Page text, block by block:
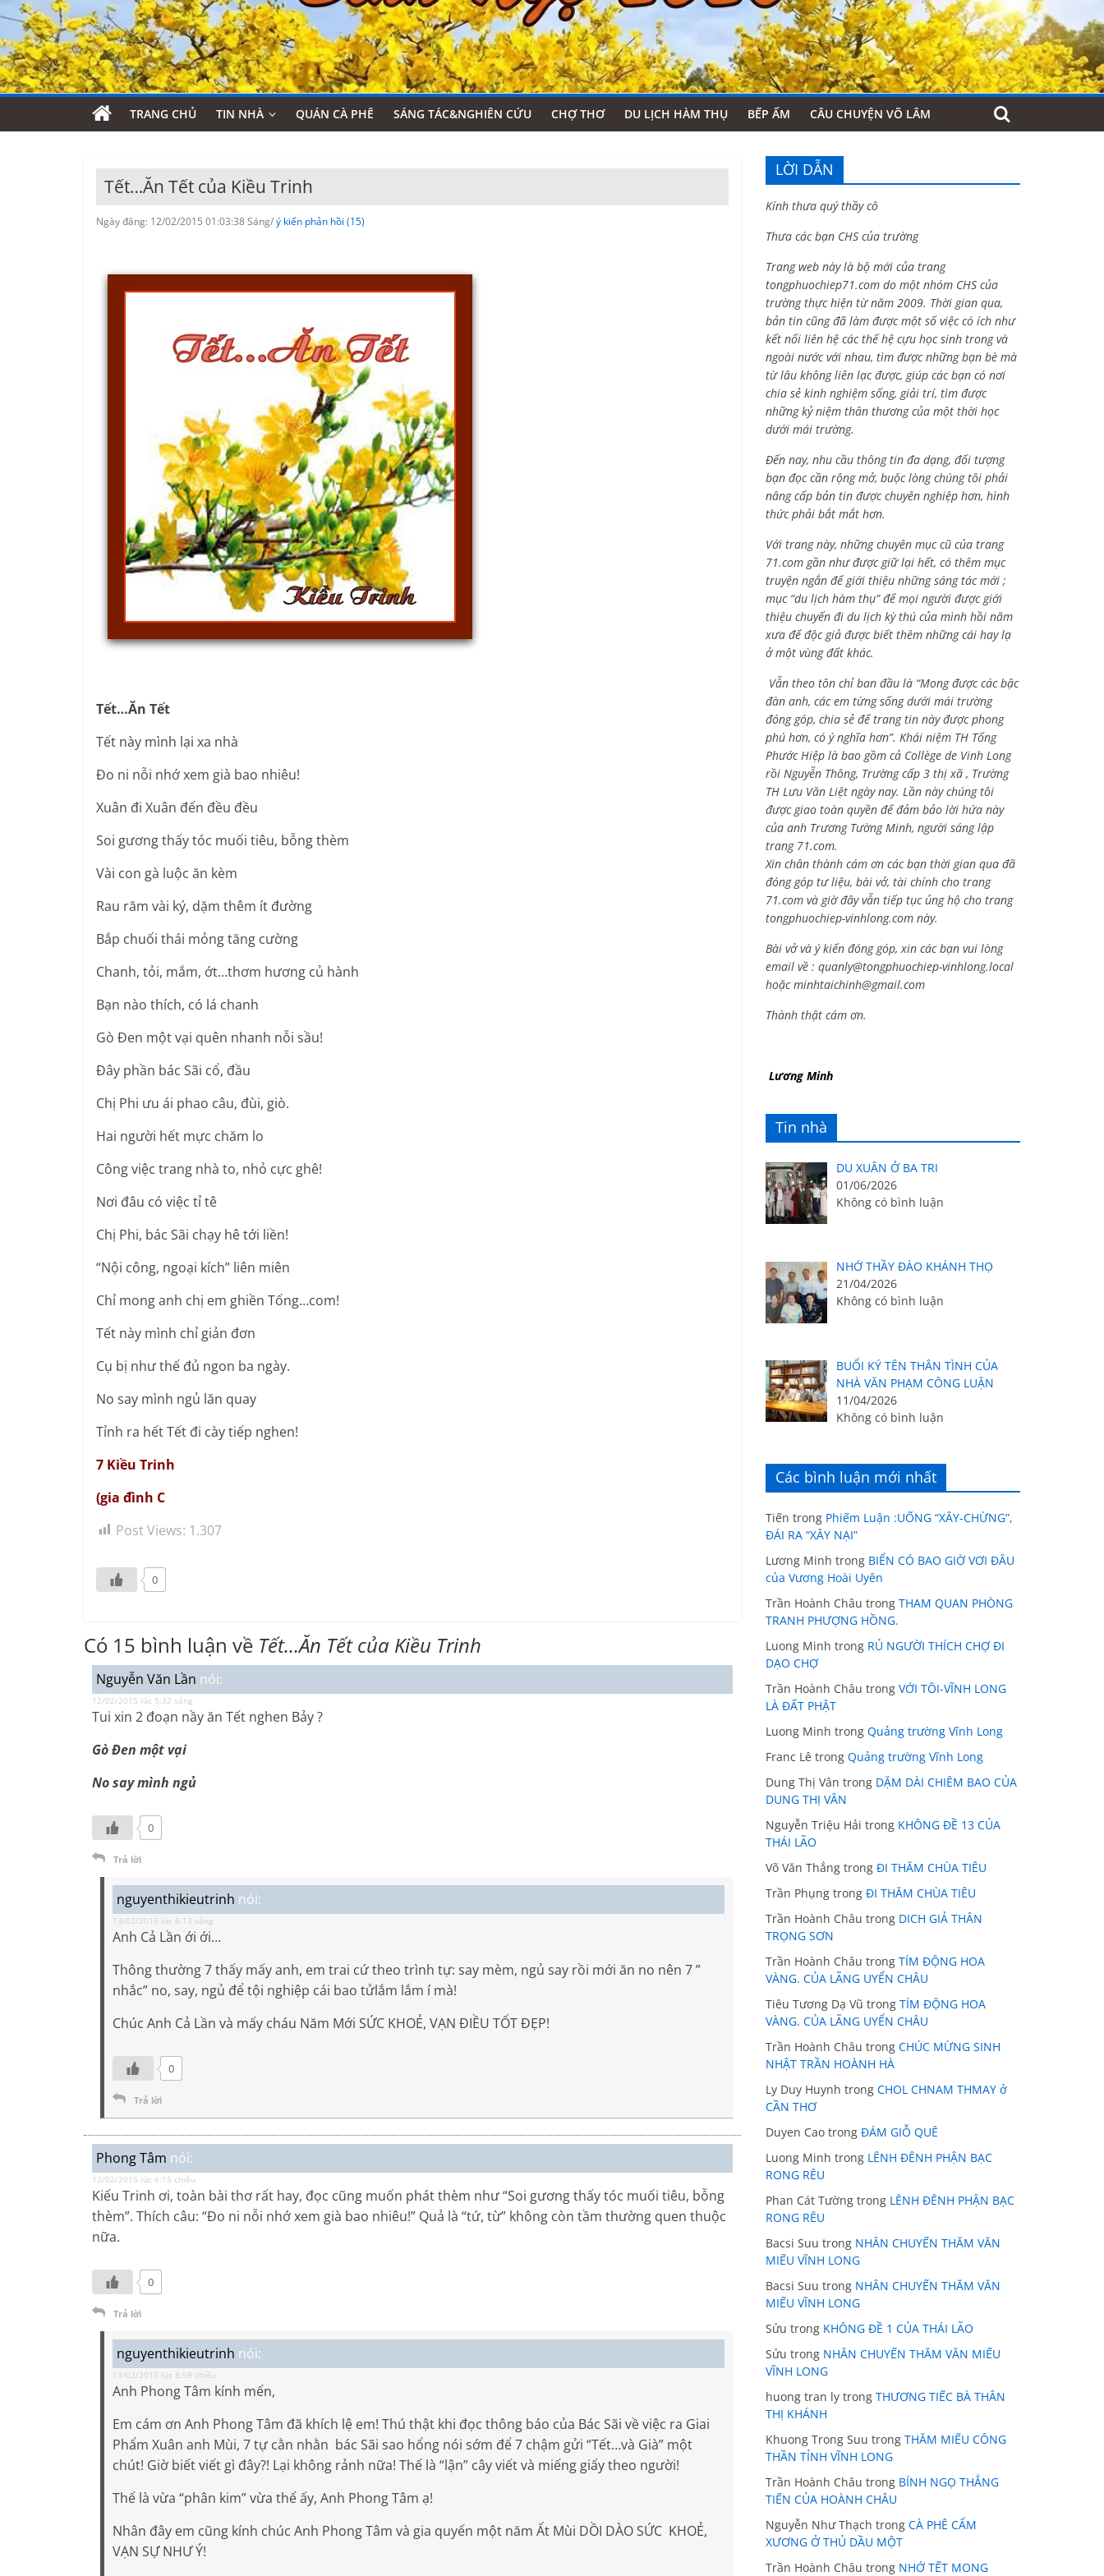
TRANG CHỦ TIN NHÀ QUÁN CÀ PHÊ SÁNG TÁC&NGHIÊN CỨU CHỢ THƠ DU LỊCH HÀM THỤ BẾP ẤM CÂU CHUYỆN VÕ LÂM
Tết…Ăn Tết của Kiều Trinh
Ngày đăng: 12/02/2015 01:03:38 Sáng/ý kiến phản hồi (15)
Tết…Ăn Tết
Tết này mình lại xa nhà
Đo ni nỗi nhớ xem già bao nhiêu!
Xuân đi Xuân đến đều đều
Soi gương thấy tóc muối tiêu, bỗng thèm
Vài con gà luộc ăn kèm
Rau răm vài ký, dặm thêm ít đường
Bắp chuối thái mỏng tăng cường
Chanh, tỏi, mắm, ớt…thơm hương củ hành
Bạn nào thích, có lá chanh
Gò Đen một vại quên nhanh nỗi sầu!
Đây phần bác Sãi cổ, đầu
Chị Phi ưu ái phao câu, đùi, giò.
Hai người hết mực chăm lo
Công việc trang nhà to, nhỏ cực ghê!
Nơi đâu có việc tỉ tê
Chị Phi, bác Sãi chạy hê tới liền!
“Nội công, ngoại kích” liên miên
Chỉ mong anh chị em ghiền Tống…com!
Tết này mình chỉ giản đơn
Cụ bị như thế đủ ngon ba ngày.
No say mình ngủ lăn quay
Tỉnh ra hết Tết đi cày tiếp nghen!
7 Kiều Trinh
(gia đình C
Post Views: 1.307
0
Có 15 bình luận về Tết…Ăn Tết của Kiều Trinh
Nguyễn Văn Lần nói:
12/02/2015 lúc 5:32 sáng
Tui xin 2 đoạn nầy ăn Tết nghen Bảy ?
Gò Đen một vại
No say mình ngủ
0
Trả lời
nguyenthikieutrinh nói:
13/02/2015 lúc 6:13 sáng
Anh Cả Lần ới ới…
Thông thường 7 thấy mấy anh, em trai cứ theo trình tự: say mèm, ngủ say rồi mới ăn no nên 7 ”
nhắc” no, say, ngủ để tội nghiệp cái bao tửlắm lắm í mà!
Chúc Anh Cả Lần và mấy cháu Năm Mới SỨC KHOẺ, VẠN ĐIỀU TỐT ĐẸP!
0
Trả lời
Phong Tâm nói:
12/02/2015 lúc 6:15 chiều
Kiếu Trinh ơi, toàn bài thơ rất hay, đọc cũng muốn phát thèm như “Soi gương thấy tóc muối tiêu, bỗng
thèm”. Thích câu: “Đo ni nỗi nhớ xem già bao nhiêu!” Quả là “tứ, từ” không còn tầm thường quen thuộc
nữa.
0
Trả lời
nguyenthikieutrinh nói:
13/02/2015 lúc 8:59 chiều
Anh Phong Tâm kính mến,
Em cám ơn Anh Phong Tâm đã khích lệ em! Thú thật khi đọc thông báo của Bác Sãi về việc ra Giai
Phẩm Xuân anh Mùi, 7 tự cằn nhằn bác Sãi sao hổng nói sớm để 7 chậm gửi “Tết…và Già” một
chút! Giờ biết viết gì đây?! Lại không rảnh nữa! Thế là “lận” cây viết và miếng giấy theo người!
Thế là vừa “phân kim” vừa thế ấy, Anh Phong Tâm ạ!
Nhân đây em cũng kính chúc Anh Phong Tâm và gia quyến một năm Ất Mùi DỒI DÀO SỨC KHOẺ,
VẠN SỰ NHƯ Ý!
LỜI DẪN
Kính thưa quý thầy cô
Thưa các bạn CHS của trường
Trang web này là bộ mới của trang
tongphuochiep71.com do một nhóm CHS của
trường thực hiện từ năm 2009. Thời gian qua,
bản tin cũng đã làm được một số việc có ích như
kết nối liên hệ các thế hệ cựu học sinh trong và
ngoài nước với nhau, tìm được những bạn bè mà
từ lâu không liên lạc được, giúp các bạn có nơi
chia sẻ kinh nghiệm sống, giải trí, tìm được
những kỷ niệm thân thương của một thời học
dưới mái trường.
Đến nay, nhu cầu thông tin đa dạng, đối tượng
bạn đọc cần rộng mở, buộc lòng chúng tôi phải
nâng cấp bản tin được chuyên nghiệp hơn, hình
thức phải bắt mắt hơn.
Với trang này, những chuyên mục cũ của trang
71.com gần như được giữ lại hết, có thêm mục
truyện ngắn để giới thiệu những sáng tác mới ;
mục “du lịch hàm thụ” để mọi người được giới
thiệu chuyến đi du lịch kỳ thú của mình hồi năm
xưa để độc giả được biết thêm những cái hay lạ
ở một vùng đất khác.
Vẫn theo tôn chỉ ban đầu là “Mong được các bậc
đàn anh, các em từng sống dưới mái trường
đóng góp, chia sẻ để trang tin này được phong
phú hơn, có ý nghĩa hơn”. Khái niệm TH Tống
Phước Hiệp là bao gồm cả Collège de Vinh Long
rồi Nguyễn Thông, Trường cấp 3 thị xã , Trường
TH Lưu Văn Liệt ngày nay. Lần này chúng tôi
được giao toàn quyền để đảm bảo lời hứa này
của anh Trương Tường Minh, người sáng lập
trang 71.com.
Xin chân thành cám ơn các bạn thời gian qua đã
đóng góp tư liệu, bài vở, tài chính cho trang
71.com và giờ đây vẫn tiếp tục ủng hộ cho trang
tongphuochiep-vinhlong.com này.
Bài vở và ý kiến đóng góp, xin các bạn vui lòng
email về : quanly@tongphuochiep-vinhlong.local
hoặcminhtaichinh@gmail.com
Thành thật cám ơn.
Lương Minh
Tin nhà
DU XUÂN Ở BA TRI
01/06/2026
Không có bình luận
NHỚ THẦY ĐÀO KHÁNH THỌ
21/04/2026
Không có bình luận
BUỔI KÝ TÊN THÂN TÌNH CỦA
NHÀ VĂN PHẠM CÔNG LUẬN
11/04/2026
Không có bình luận
Các bình luận mới nhất
Tiến trong Phiếm Luận :UỐNG “XÂY-CHỪNG”,
ĐÁI RA “XÂY NẠI”
Lương Minh trong BIỂN CÓ BAO GIỜ VƠI ĐÂU
của Vương Hoài Uyên
Trần Hoành Châu trong THAM QUAN PHÒNG
TRANH PHƯỢNG HỒNG.
Luong Minh trong RỦ NGƯỜI THÍCH CHỢ ĐI
DẠO CHỢ
Trần Hoành Châu trong VỚI TÔI-VĨNH LONG
LÀ ĐẤT PHẬT
Luong Minh trong Quảng trường Vĩnh Long
Franc Lê trong Quảng trường Vĩnh Long
Dung Thị Vân trong DẶM DÀI CHIÊM BAO CỦA
DUNG THỊ VÂN
Nguyễn Triệu Hải trong KHÔNG ĐỀ 13 CỦA
THÁI LÃO
Võ Văn Thắng trong ĐI THĂM CHÙA TIÊU
Trần Phụng trong ĐI THĂM CHÙA TIÊU
Trần Hoành Châu trong DICH GIẢ THÂN
TRỌNG SƠN
Trần Hoành Châu trong TÍM ĐỘNG HOA
VÀNG. CỦA LÃNG UYỂN CHÂU
Tiêu Tương Dạ Vũ trong TÍM ĐỘNG HOA
VÀNG. CỦA LÃNG UYỂN CHÂU
Trần Hoành Châu trong CHÚC MỪNG SINH
NHẬT TRẦN HOÀNH HÀ
Ly Duy Huynh trong CHOL CHNAM THMAY ở
CẦN THƠ
Duyen Cao trong ĐÁM GIỖ QUÊ
Luong Minh trong LÊNH ĐÊNH PHẬN BẠC
RONG RÊU
Phan Cát Tường trong LÊNH ĐÊNH PHẬN BẠC
RONG RÊU
Bacsi Suu trong NHÂN CHUYẾN THĂM VĂN
MIẾU VĨNH LONG
Bacsi Suu trong NHÂN CHUYẾN THĂM VĂN
MIẾU VĨNH LONG
Sửu trong KHÔNG ĐỀ 1 CỦA THÁI LÃO
Sửu trong NHÂN CHUYẾN THĂM VĂN MIẾU
VĨNH LONG
huong tran ly trong THƯƠNG TIẾC BÀ THÂN
THỊ KHÁNH
Khuong Trong Suu trong THĂM MIẾU CÔNG
THẦN TỈNH VĨNH LONG
Trần Hoành Châu trong BÍNH NGỌ THẲNG
TIẾN CỦA HOÀNH CHÂU
Nguyễn Như Thạch trong CÀ PHÊ CẨM
XƯƠNG Ở THỦ DẦU MỘT
Trần Hoành Châu trong NHỚ TẾT MONG